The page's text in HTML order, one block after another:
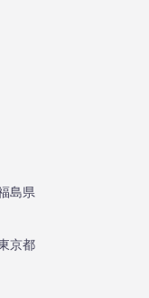
島県
京都